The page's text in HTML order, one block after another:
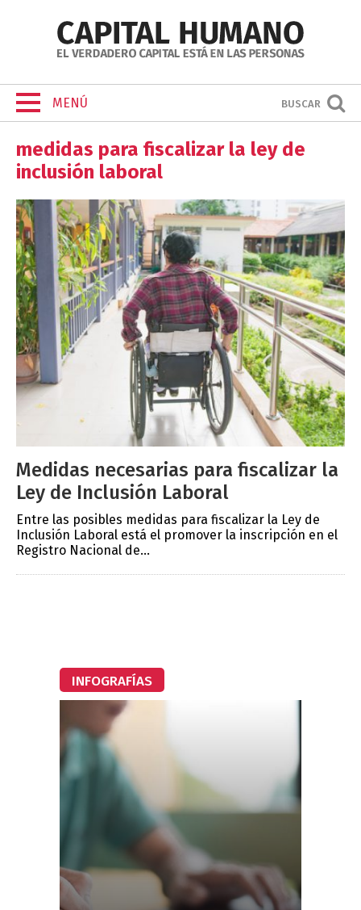
MENÚ BUSCAR
medidas para fiscalizar la ley de
inclusión laboral
Medidas necesarias para fiscalizar la
Ley de Inclusión Laboral
Entre las posibles medidas para fiscalizar la Ley de
Inclusión Laboral está el promover la inscripción en el
Registro Nacional de...
INFOGRAFÍAS